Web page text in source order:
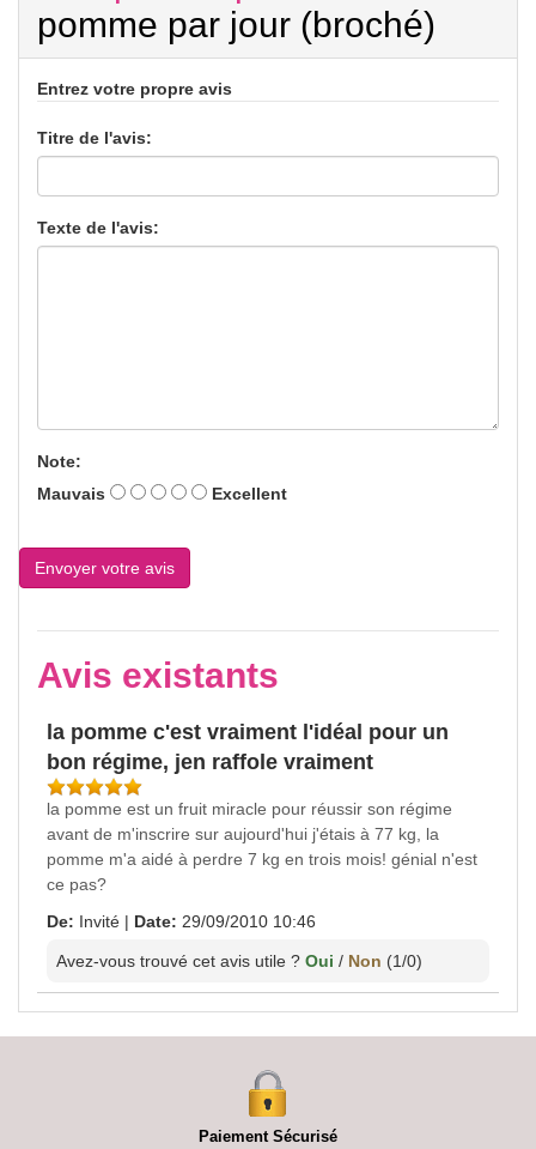
pomme par jour (broché)
Entrez votre propre avis
Titre de l'avis:
Texte de l'avis:
Note:
Mauvais
Excellent
Avis existants
la pomme c'est vraiment l'idéal pour un
bon régime, jen raffole vraiment
la pomme est un fruit miracle pour réussir son régime
avant de m'inscrire sur aujourd'hui j'étais à 77 kg, la
pomme m'a aidé à perdre 7 kg en trois mois! génial n'est
ce pas?
De: Invité | Date: 29/09/2010 10:46
Avez-vous trouvé cet avis utile ? Oui / Non (1/0)
Paiement Sécurisé